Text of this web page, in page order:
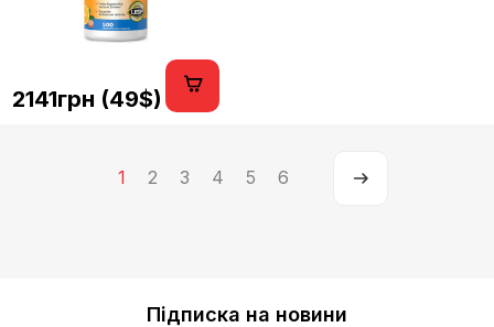
2141грн (49$)
1 2 3 4 5 6
Підписка на новини